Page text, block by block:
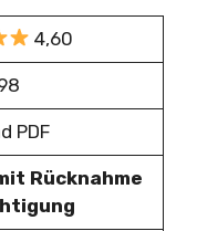
4,60
PDF
Rücknahme